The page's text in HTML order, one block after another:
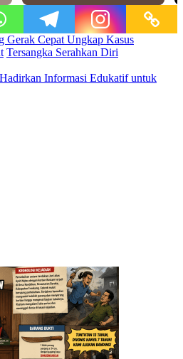
Gerak Cepat Ungkap Kasus
Tersangka Serahkan Diri
Informasi Edukatif untuk